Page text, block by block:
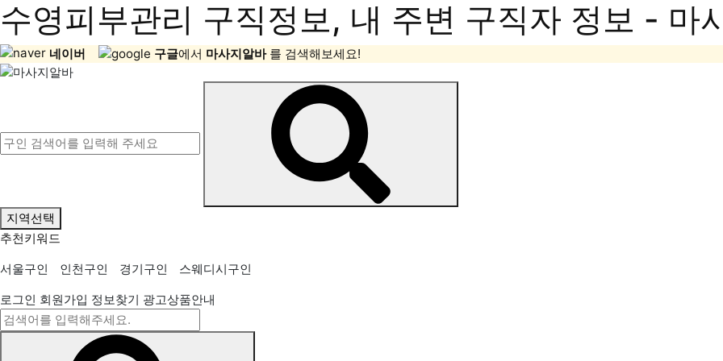
수영피부관리 구직정보, 내 주변 구직자 정보 - 마
네이버 구글에서 마사지알바 를 검색해보세요!
지역선택
추천키워드
서울구인
인천구인 경기구인
스웨디시구인
로그인 회원가입 정보찾기 광고상품안내